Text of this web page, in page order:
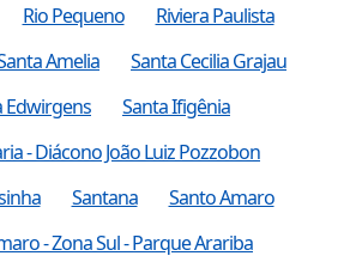
Rio Pequeno
Riviera Paulista
Amelia
Santa Cecilia Grajau
Edwirgens
Santa Ifigênia
- Diácono João Luiz Pozzobon
Santana
Santo Amaro
- Zona Sul - Parque Arariba